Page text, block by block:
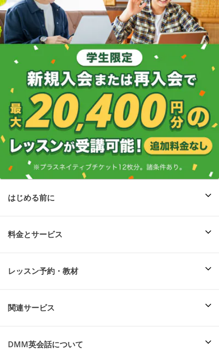
はじめる前に
料金とサービス
レッスン予約・教材
関連サービス
DMM英会話について